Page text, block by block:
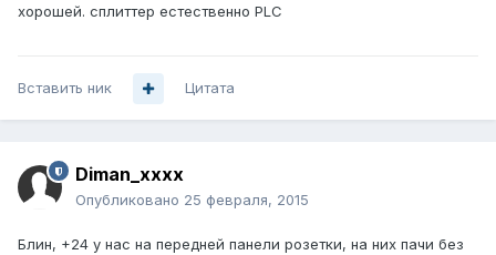
хорошей. сплиттер естественно PLC
Вставить ник Цитата
Diman_xxxx
Опубликовано 25 февраля, 2015
Блин, +24 у нас на передней панели розетки, на них пачи без